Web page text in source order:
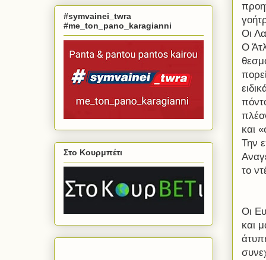
Οι
Ο
και
Την
το
Οι
και
#symvainei_twra
#me_ton_pano_karagianni
Στο Κουρμπέτι